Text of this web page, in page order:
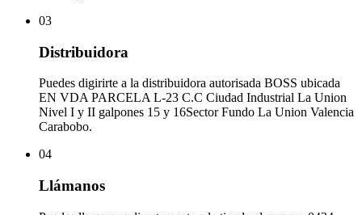
03
Distribuidora
Puedes digirirte a la distribuidora autorisada BOSS ubicada
EN VDA PARCELA L-23 C.C Ciudad Industrial La Union
Nivel I y II galpones 15 y 16Sector Fundo La Union Valencia
Carabobo.
04
Llámanos